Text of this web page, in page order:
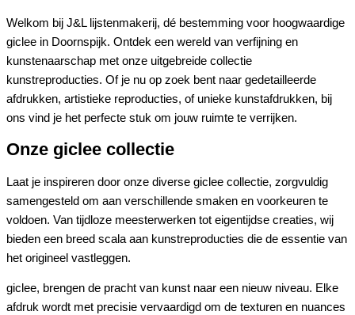
Welkom bij J&L lijstenmakerij, dé bestemming voor hoogwaardige
giclee in Doornspijk. Ontdek een wereld van verfijning en
kunstenaarschap met onze uitgebreide collectie
kunstreproducties. Of je nu op zoek bent naar gedetailleerde
afdrukken, artistieke reproducties, of unieke kunstafdrukken, bij
ons vind je het perfecte stuk om jouw ruimte te verrijken.
Onze giclee collectie
Laat je inspireren door onze diverse giclee collectie, zorgvuldig
samengesteld om aan verschillende smaken en voorkeuren te
voldoen. Van tijdloze meesterwerken tot eigentijdse creaties, wij
bieden een breed scala aan kunstreproducties die de essentie van
het origineel vastleggen.
giclee, brengen de pracht van kunst naar een nieuw niveau. Elke
afdruk wordt met precisie vervaardigd om de texturen en nuances